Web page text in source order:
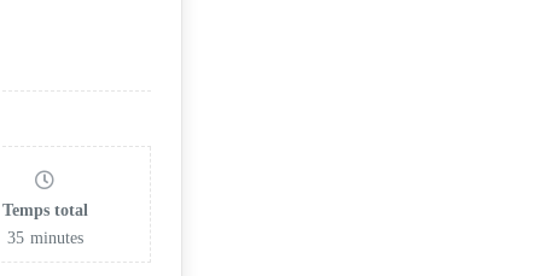
Temps total
35 minutes